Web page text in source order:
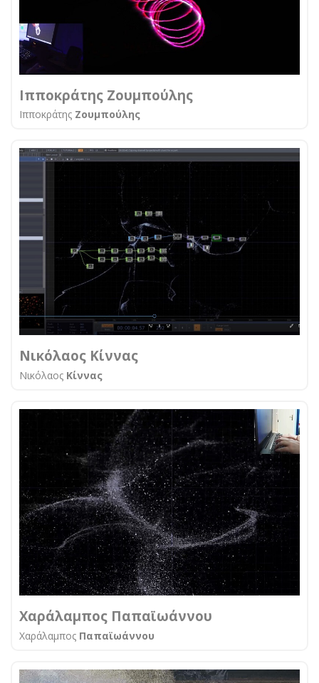
Ιπποκράτης Ζουμπούλης
Ιπποκράτης Ζουμπούλης
Νικόλαος Κίννας
Νικόλαος Κίννας
Χαράλαμπος Παπαϊωάννου
Χαράλαμπος Παπαϊωάννου